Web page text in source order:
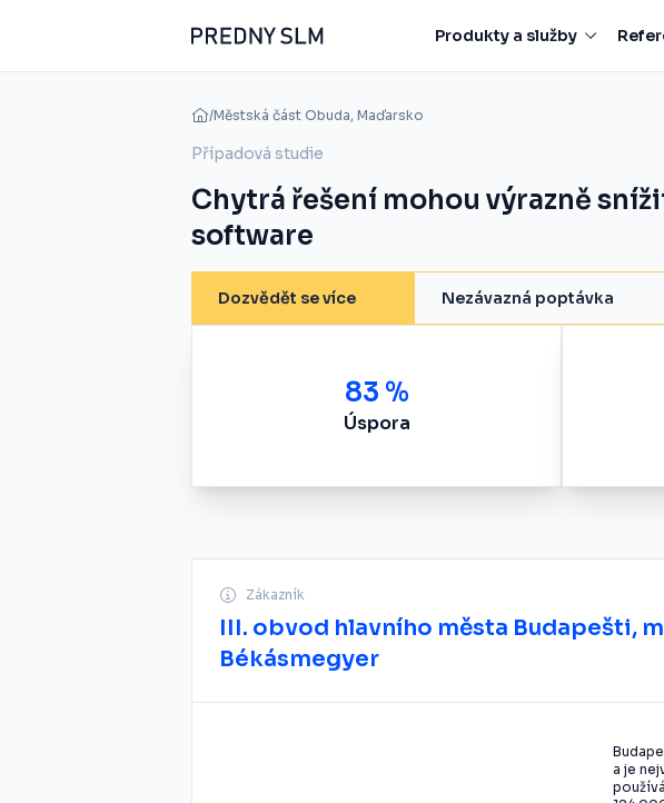
Produkty a služby
/Městská část Obuda, Maďarsko
Případová studie
Chytrá řešení mohou výrazně
software
Dozvědět se více Nezávazná poptávka
83 %
Úspora
Zákazník
III. obvod hlavního města Budapešti,
Békásmegyer
a je